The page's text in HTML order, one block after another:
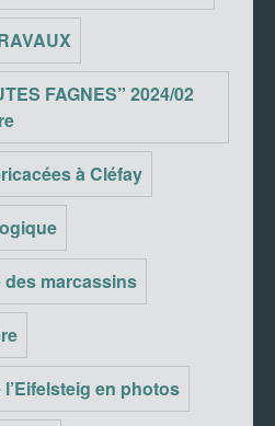
FAGNES” 2024/02
à Cléfay
des marcassins
l’Eifelsteig en photos